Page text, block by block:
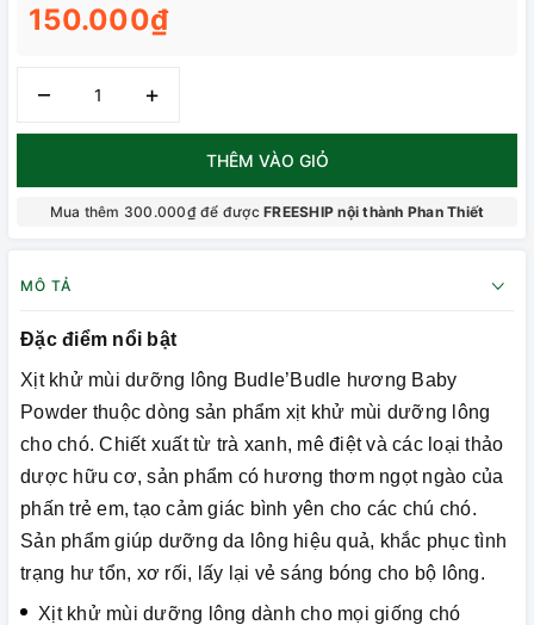
150.000₫
– +
THÊM VÀO GIỎ
Mua thêm 300.000₫ để đượcFREESHIP nội thành Phan Thiết
MÔ TẢ
Đặc điểm nổi bật
Xịt khử mùi dưỡng lông Budle’Budle hương Baby
Powder thuộc dòng sản phẩm xịt khử mùi dưỡng lông
cho chó. Chiết xuất từ trà xanh, mê điệt và các loại thảo
dược hữu cơ, sản phẩm có hương thơm ngọt ngào của
phấn trẻ em, tạo cảm giác bình yên cho các chú chó.
Sản phẩm giúp dưỡng da lông hiệu quả, khắc phục tình
trạng hư tổn, xơ rối, lấy lại vẻ sáng bóng cho bộ lông.
Xịt khử mùi dưỡng lông dành cho mọi giống chó